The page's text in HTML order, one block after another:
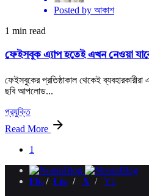
Posted by আকাশ
1 min read
ফেইসবুক এ্যাপ হতেই এখন নেওয়া
ফেইসবুকের প্রতিষ্ঠাকাল থেকেই
ছবি আপলোড...
প্রযুক্তি
Read More
1
Fb. / Ln. / X / Yt.